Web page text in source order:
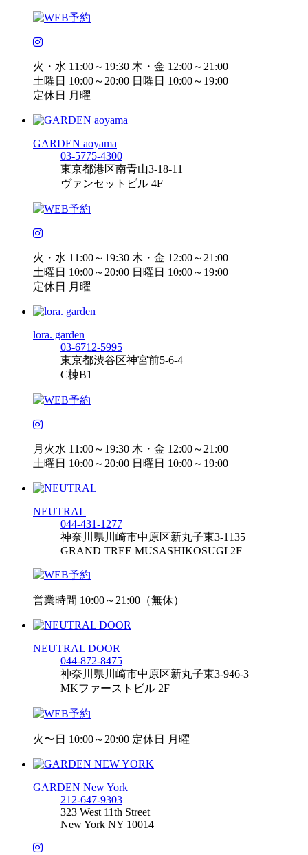
火・水 11:00～19:30 木・金 12:00～21:00
土曜日 10:00～20:00 日曜日 10:00～19:00
定休日 月曜
GARDEN aoyama
03-5775-4300
東京都港区南青山3-18-11
ヴァンセットビル 4F
火・水 11:00～19:30 木・金 12:00～21:00
土曜日 10:00～20:00 日曜日 10:00～19:00
定休日 月曜
lora. garden
03-6712-5995
東京都渋谷区神宮前5-6-4
C棟B1
月火水 11:00～19:30 木・金 12:00～21:00
土曜日 10:00～20:00 日曜日 10:00～19:00
NEUTRAL
044-431-1277
神奈川県川崎市中原区新丸子東3-1135
GRAND TREE MUSASHIKOSUGI 2F
営業時間 10:00～21:00（無休）
NEUTRAL DOOR
044-872-8475
神奈川県川崎市中原区新丸子東3-946-3
MKファーストビル 2F
火〜日 10:00～20:00 定休日 月曜
GARDEN New York
212-647-9303
323 West 11th Street
New York NY 10014